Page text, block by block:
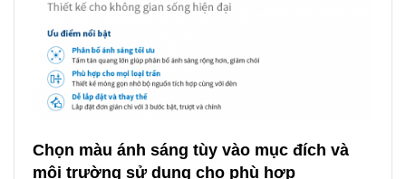
Chọn màu ánh sáng tùy vào mục đích và
môi trường sử dụng cho phù hợp